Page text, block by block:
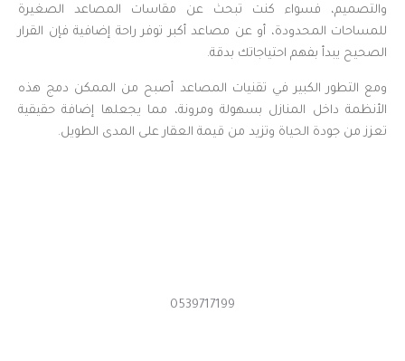
والتصميم، فسواء كنت تبحث عن مقاسات المصاعد الصغيرة
للمساحات المحدودة، أو عن مصاعد أكبر توفر راحة إضافية فإن القرار
الصحيح يبدأ بفهم احتياجاتك بدقة.
ومع التطور الكبير في تقنيات المصاعد أصبح من الممكن دمج هذه
الأنظمة داخل المنازل بسهولة ومرونة، مما يجعلها إضافة حقيقية
تعزز من جودة الحياة وتزيد من قيمة العقار على المدى الطويل.
0539717199